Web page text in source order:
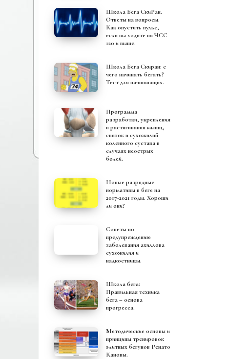
Школа Бега СкиРан.
Ответы на вопросы.
Как опустить пульс,
если вы ходите на ЧСС
120 и выше.
Школа Бега Скиран: с
чего начинать бегать?
Тест для начинающих.
Программа
разработки, укрепления
и растягивания мышц,
связок и сухожилий
коленного сустава в
случаях неострых
болей.
Новые разрядные
нормативы в беге на
2017-2021 годы. Хороши
ли они?
Советы по
предупреждению
заболевания ахиллова
сухожилия и
надкостницы.
Школа бега:
Правильная техника
бега – основа
прогресса.
Методические основы и
принципы тренировок
элитных бегунов Ренато
Кановы.